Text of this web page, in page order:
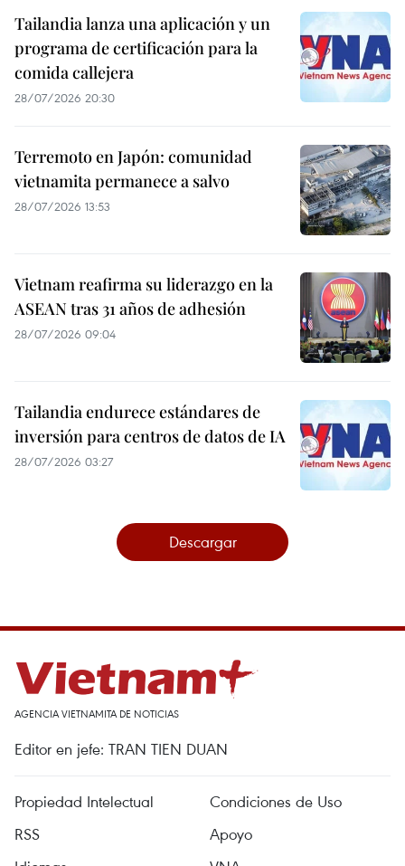
Tailandia lanza una aplicación y un
programa de certificación para la
comida callejera
28/07/2026 20:30
Terremoto en Japón: comunidad
vietnamita permanece a salvo
28/07/2026 13:53
Vietnam reafirma su liderazgo en la
ASEAN tras 31 años de adhesión
28/07/2026 09:04
Tailandia endurece estándares de
inversión para centros de datos de IA
28/07/2026 03:27
Descargar
AGENCIA VIETNAMITA DE NOTICIAS
Editor en jefe: TRAN TIEN DUAN
Propiedad Intelectual
Condiciones de Uso
RSS
Apoyo